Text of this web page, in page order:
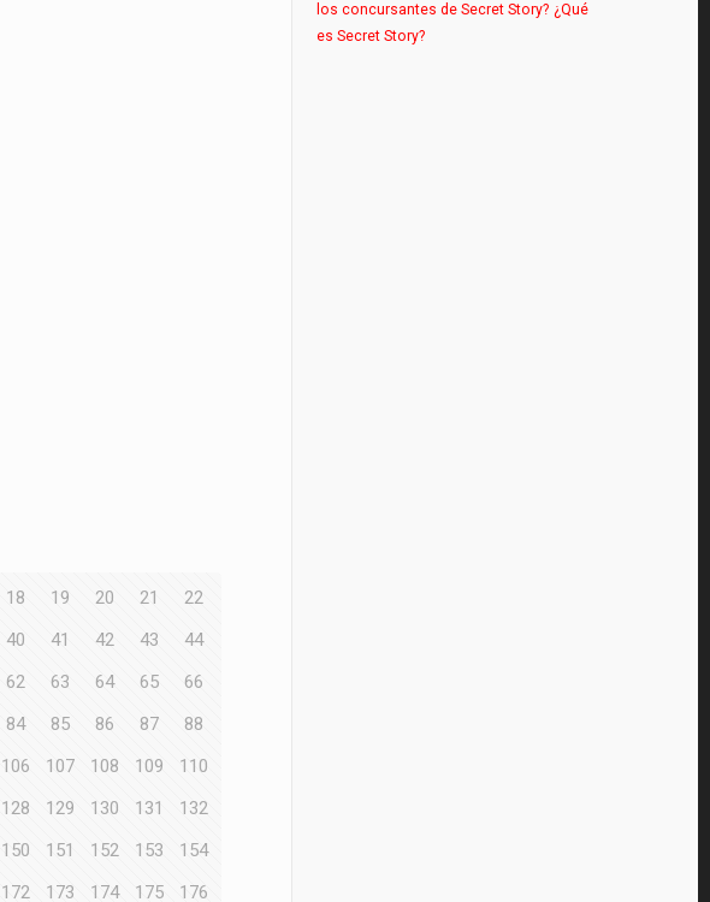
18 19 20 21
22
40 41 42 43
44
62 63 64 65
66
84 85 86 87
88
106 107 108 109
110
128 129 130 131
132
150 151 152 153
154
172 173 174 175 176
los concursantes de Secret Story? ¿Qué
es Secret Story?